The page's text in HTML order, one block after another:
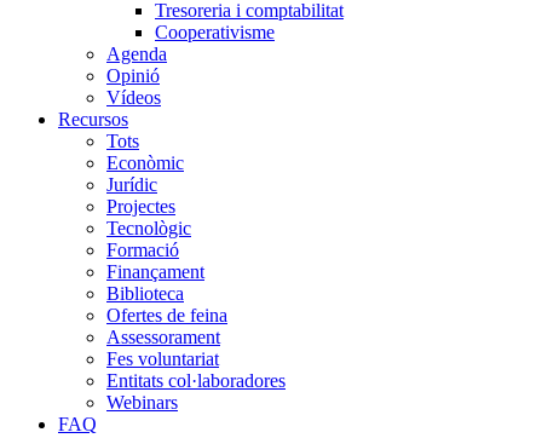
Tresoreria i comptabilitat
Cooperativisme
Agenda
Opinió
Vídeos
Recursos
Tots
Econòmic
Jurídic
Projectes
Tecnològic
Formació
Finançament
Biblioteca
Ofertes de feina
Assessorament
Fes voluntariat
Entitats col·laboradores
Webinars
FAQ